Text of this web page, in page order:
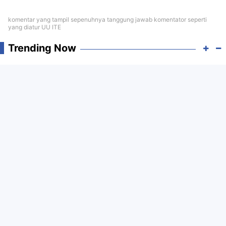
komentar yang tampil sepenuhnya tanggung jawab komentator seperti
yang diatur UU ITE
Trending Now